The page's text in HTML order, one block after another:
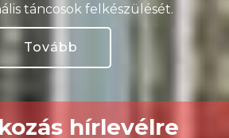
táncosok felkészülését.
Tovább
hírlevélre